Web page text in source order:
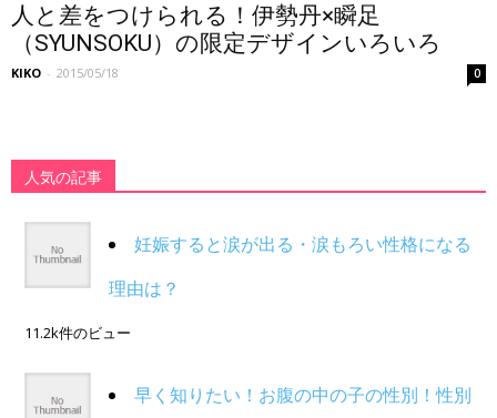
人と差をつけられる！伊勢丹×瞬足
（SYUNSOKU）の限定デザインいろいろ
KIKO - 2015/05/18 0
人気の記事
妊娠すると涙が出る・涙もろい性格になる
理由は？
11.2k件のビュー
早く知りたい！お腹の中の子の性別！性別